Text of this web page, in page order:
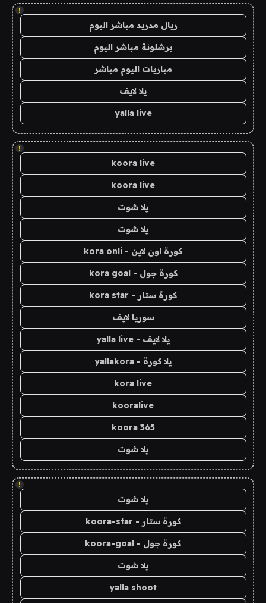
!
ريال مدريد مباشر اليوم
برشلونة مباشر اليوم
مباريات اليوم مباشر
يلا لايف
yalla live
!
koora live
koora live
يلا شوت
يلا شوت
كورة اون لاين - kora onli
كورة جول - kora goal
كورة ستار - kora star
سوريا لايف
يلا لايف - yalla live
يلا كورة - yallakora
kora live
kooralive
koora 365
يلا شوت
!
يلا شوت
كورة ستار - koora-star
كورة جول - koora-goal
يلا شوت
yalla shoot